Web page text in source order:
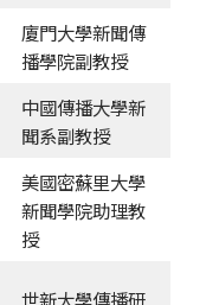
廈門大學新聞傳
播學院副教授
中國傳播大學新
聞系副教授
美國密蘇里大學
新聞學院助理教
授
世新大學傳播研